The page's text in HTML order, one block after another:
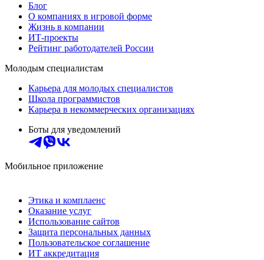
Блог
О компаниях в игровой форме
Жизнь в компании
ИТ-проекты
Рейтинг работодателей России
Молодым специалистам
Карьера для молодых специалистов
Школа программистов
Карьера в некоммерческих организациях
Боты для уведомлений
Мобильное приложение
Этика и комплаенс
Оказание услуг
Использование сайтов
Защита персональных данных
Пользовательское соглашение
ИТ аккредитация